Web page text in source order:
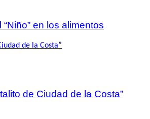
en los alimentos
de Ciudad de la Costa”